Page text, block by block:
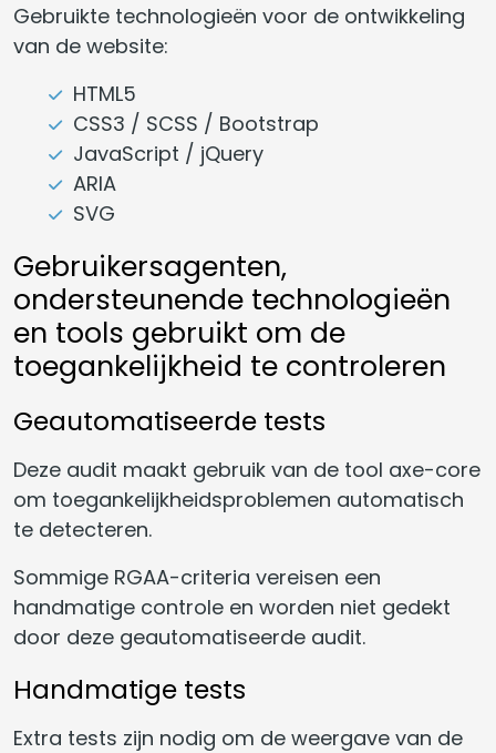
Gebruikte technologieën voor de ontwikkeling
van de website:
HTML5
CSS3 / SCSS / Bootstrap
JavaScript / jQuery
ARIA
SVG
Gebruikersagenten,
ondersteunende technologieën
en tools gebruikt om de
toegankelijkheid te controleren
Geautomatiseerde tests
Deze audit maakt gebruik van de tool axe-core
om toegankelijkheidsproblemen automatisch
te detecteren.
Sommige RGAA-criteria vereisen een
handmatige controle en worden niet gedekt
door deze geautomatiseerde audit.
Handmatige tests
Extra tests zijn nodig om de weergave van de